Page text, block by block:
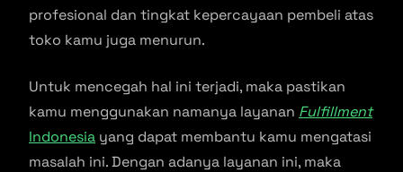
profesional dan tingkat kepercayaan pembeli atas
toko kamu juga menurun.
Untuk mencegah hal ini terjadi, maka pastikan
kamu menggunakan namanya layanan Fulfillment
Indonesia yang dapat membantu kamu mengatasi
masalah ini. Dengan adanya layanan ini, maka